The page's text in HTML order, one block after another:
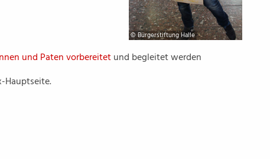
© Bürgerstiftung Halle
und Paten vorbereitetund begleitet werden
Hauptseite.